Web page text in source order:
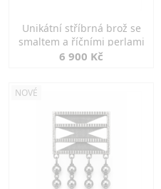
Unikátní stříbrná brož se
smaltem a říčními perlami
6 900 Kč
NOVÉ